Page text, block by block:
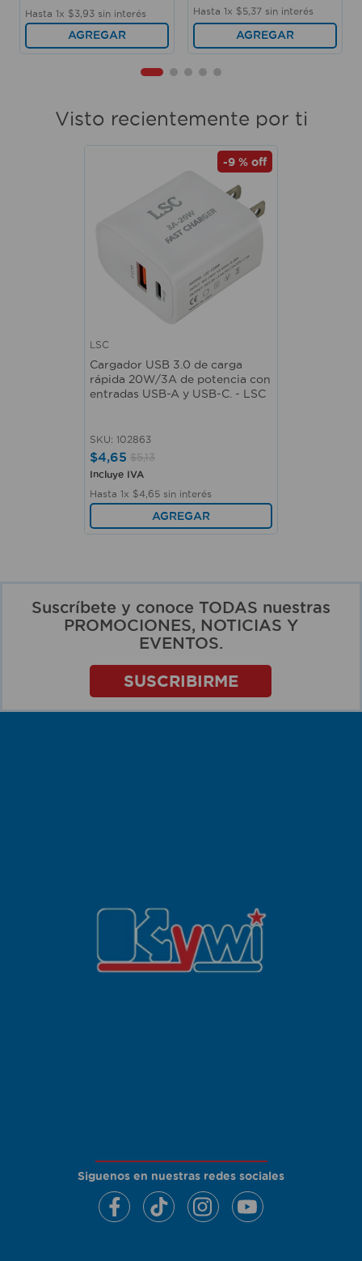
Hasta 1x $3 93 sin interés
AGREGAR
Hasta 1x $5 37 sin interés
AGREGAR
Visto recientemente por ti
-9 % off
LSC
Cargador USB 3.0 de carga
rápida 20W/3A de potencia con
entradas USB-A y USB-C. - LSC
SKU: 102863
$4,65 $5,13
Incluye IVA
Hasta 1x $4 65 sin interés
AGREGAR
Suscríbete y conoce TODAS nuestras
PROMOCIONES, NOTICIAS Y
EVENTOS.
SUSCRIBIRME
Siguenos en nuestras redes sociales